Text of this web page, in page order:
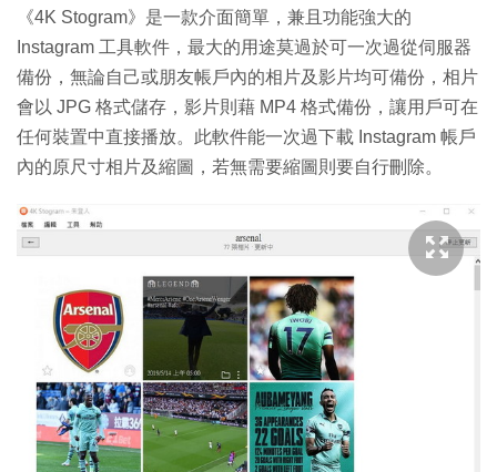
《4K Stogram》是一款介面簡單，兼且功能強大的
Instagram 工具軟件，最大的用途莫過於可一次過從伺服器
備份，無論自己或朋友帳戶內的相片及影片均可備份，相片
會以 JPG 格式儲存，影片則藉 MP4 格式備份，讓用戶可在
任何裝置中直接播放。此軟件能一次過下載 Instagram 帳戶
內的原尺寸相片及縮圖，若無需要縮圖則要自行刪除。